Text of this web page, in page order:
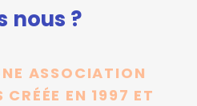
nous ?
ASSOCIATION
CRÉÉE EN 1997 ET